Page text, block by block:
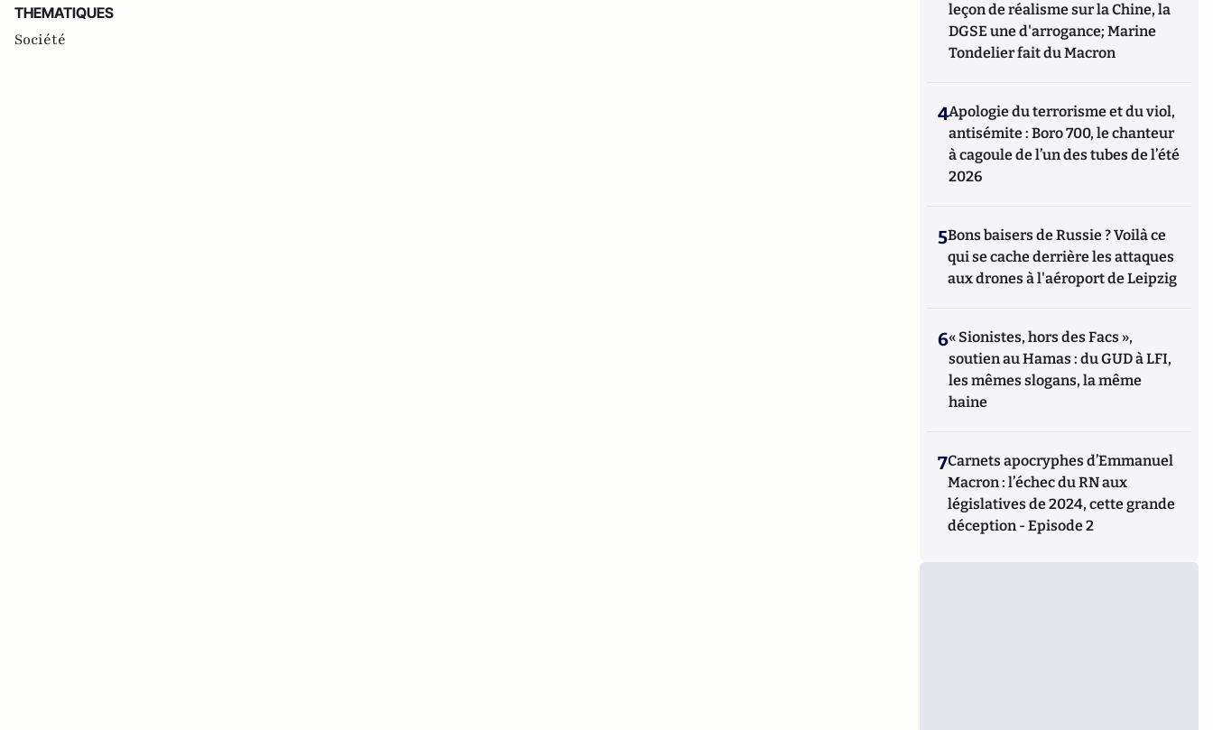
THEMATIQUES
Société
leçon de réalisme sur la Chine, la
DGSE une d'arrogance; Marine
Tondelier fait du Macron
4Apologie du terrorisme et du viol,
antisémite : Boro 700, le chanteur
à cagoule de l’un des tubes de l’été
2026
5Bons baisers de Russie ? Voilà ce
qui se cache derrière les attaques
aux drones à l'aéroport de Leipzig
6« Sionistes, hors des Facs »,
soutien au Hamas : du GUD à LFI,
les mêmes slogans, la même
haine
7Carnets apocryphes d’Emmanuel
Macron : l’échec du RN aux
législatives de 2024, cette grande
déception - Episode 2